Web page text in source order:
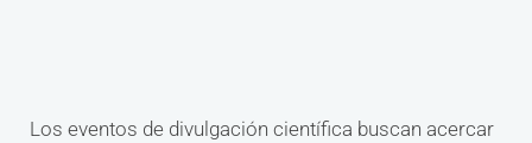
Los eventos de divulgación científica buscan acercar